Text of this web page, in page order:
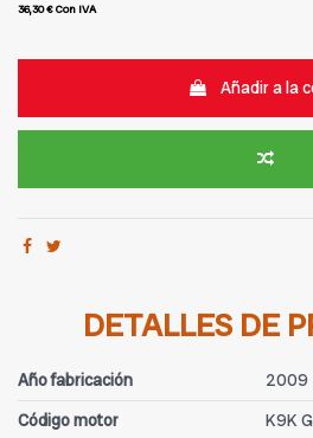
36,30 €Con IVA
Añadir a la
DETALLES DE
Año fabricación
2009
Código motor
K9K